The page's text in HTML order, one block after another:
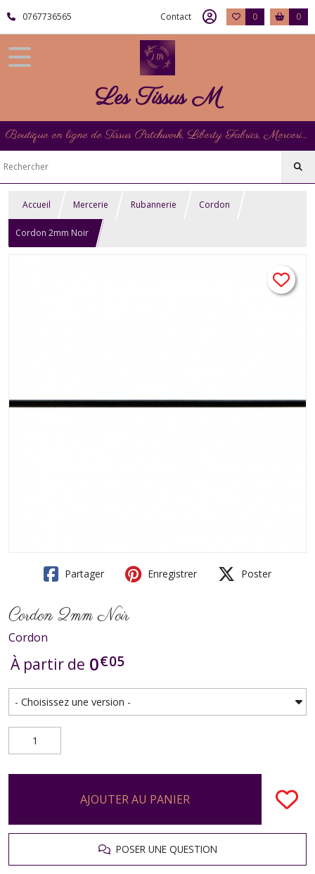
0767736565 Contact 0 0
Les Tissus M
Boutique en ligne de Tissus Patchwork, Liberty Fabrics, Mercerie et Matériel de Point de Croix
Accueil Mercerie Rubannerie Cordon
Cordon 2mm Noir
Partager Enregistrer Poster
Cordon 2mm Noir
Cordon
À partir de 0€05
AJOUTER AU PANIER
POSER UNE QUESTION